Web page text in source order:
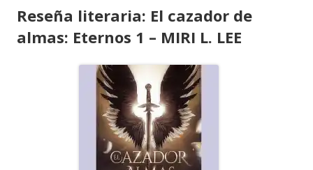
Reseña literaria: El cazador de
almas: Eternos 1 – MIRI L. LEE